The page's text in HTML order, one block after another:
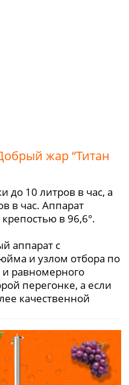
жар “Титан
до 10 литров в час, а
в час. Аппарат
в 96,6°.
аппарат с
и узлом отбора по
и равномерного
перегонке, а если
качественной